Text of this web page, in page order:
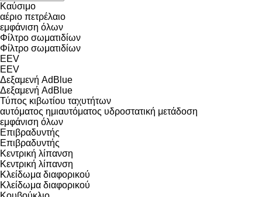
Καύσιμο
αέριο πετρέλαιο
εμφάνιση όλων
Φίλτρο σωματιδίων
Φίλτρο σωματιδίων
EEV
EEV
Δεξαμενή AdBlue
Δεξαμενή AdBlue
Τύπος κιβωτίου ταχυτήτων
αυτόματος ημιαυτόματος υδροστατική μετάδοση
εμφάνιση όλων
Επιβραδυντής
Επιβραδυντής
Κεντρική λίπανση
Κεντρική λίπανση
Κλείδωμα διαφορικού
Κλείδωμα διαφορικού